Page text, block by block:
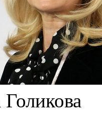
Голикова